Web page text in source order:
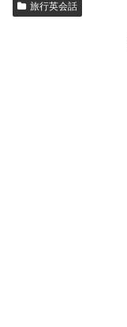
旅行英会話